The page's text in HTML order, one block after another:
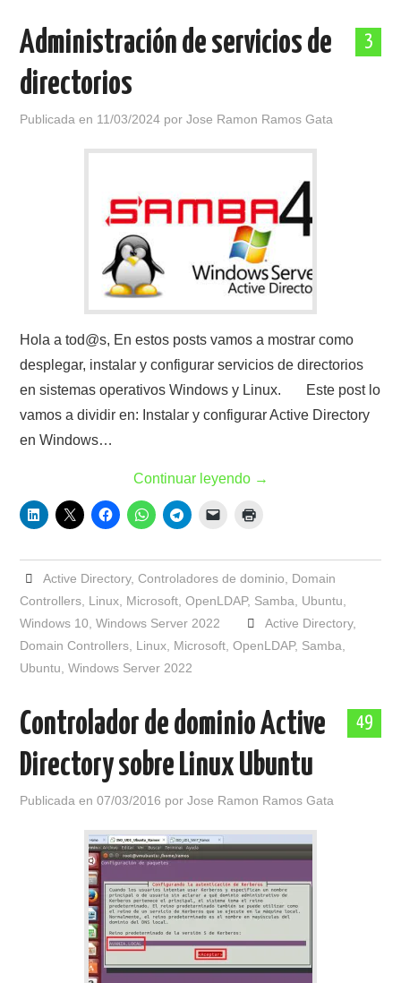
3
Administración de servicios de
directorios
Publicada en 11/03/2024 porJose Ramon Ramos Gata
Hola a tod@s, En estos posts vamos a mostrar como
desplegar, instalar y configurar servicios de directorios
en sistemas operativos Windows y Linux. Este post lo
vamos a dividir en: Instalar y configurar Active Directory
en Windows…
Continuar leyendo →
Active Directory, Controladores de dominio
Domain
Controllers Linux Microsoft ,OpenLDAP, Samba Ubuntu
Windows 10 ,Windows Server 2022 Active Directory,
Domain Controllers Linux Microsoft ,OpenLDAP, Samba
Ubuntu ,Windows Server 2022
49
Controlador de dominio Active
Directory sobre Linux Ubuntu
Publicada en07/03/2016 porJose Ramon Ramos Gata